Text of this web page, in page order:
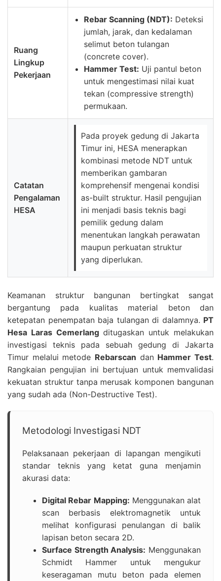
Ruang
Lingkup
Pekerjaan
Rebar Scanning (NDT): Deteksi
jumlah, jarak, dan kedalaman
selimut beton tulangan
(concrete cover).
Hammer Test: Uji pantul beton
untuk mengestimasi nilai kuat
tekan (compressive strength)
permukaan.
Catatan
Pengalaman
HESA
Pada proyek gedung di Jakarta
Timur ini, HESA menerapkan
kombinasi metode NDT untuk
memberikan gambaran
komprehensif mengenai kondisi
as-built struktur. Hasil pengujian
ini menjadi basis teknis bagi
pemilik gedung dalam
menentukan langkah perawatan
maupun perkuatan struktur
yang diperlukan.
Keamanan struktur bangunan bertingkat sangat
bergantung pada kualitas material beton dan
ketepatan penempatan baja tulangan di dalamnya. PT
Hesa Laras Cemerlangditugaskan untuk melakukan
investigasi teknis pada sebuah gedung di Jakarta
Timur melalui metode Rebarscan dan Hammer Test.
Rangkaian pengujian ini bertujuan untuk memvalidasi
kekuatan struktur tanpa merusak komponen bangunan
yang sudah ada (Non-Destructive Test).
Metodologi Investigasi NDT
Pelaksanaan pekerjaan di lapangan mengikuti
standar teknis yang ketat guna menjamin
akurasi data:
Digital Rebar Mapping: Menggunakan alat
scan berbasis elektromagnetik untuk
melihat konfigurasi penulangan di balik
lapisan beton secara 2D.
Surface Strength Analysis: Menggunakan
Schmidt Hammer untuk mengukur
keseragaman mutu beton pada elemen